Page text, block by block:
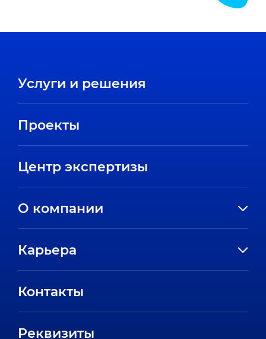
Услуги и решения
Проекты
Центр экспертизы
О компании
Направления
Карьера
Стажировки
Контакты
Реквизиты